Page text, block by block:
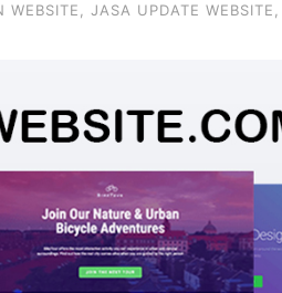
WEBSITE, JASA UPDATE WEBSITE,